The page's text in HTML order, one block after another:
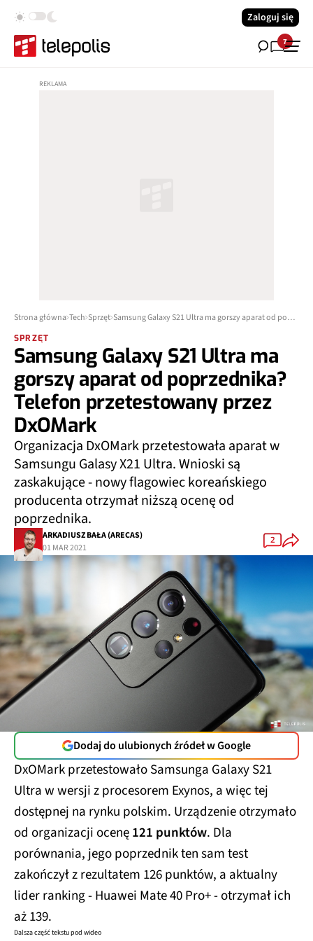
Zaloguj się
7
Strona główna Tech Sprzęt Samsung Galaxy S21 Ultra ma gorszy aparat od poprzednika? Telefon przetestowany przez DxOMark
SPRZĘT
Samsung Galaxy S21 Ultra ma
gorszy aparat od poprzednika?
Telefon przetestowany przez
DxOMark
Organizacja DxOMark przetestowała aparat w
Samsungu Galasy X21 Ultra. Wnioski są
zaskakujące - nowy flagowiec koreańskiego
producenta otrzymał niższą ocenę od
poprzednika.
ARKADIUSZ BAŁA (ARECAS)
01 MAR 2021
2
Dodaj do ulubionych źródeł w Google
DxOMark przetestowało Samsunga Galaxy S21
Ultra w wersji z procesorem Exynos, a więc tej
dostępnej na rynku polskim. Urządzenie otrzymało
od organizacji ocenę121 punktów. Dla
porównania, jego poprzednik ten sam test
zakończył z rezultatem 126 punktów, a aktualny
lider ranking - Huawei Mate 40 Pro+ - otrzymał ich
aż 139.
Dalsza część tekstu pod wideo